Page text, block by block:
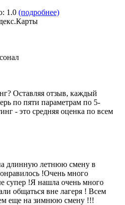
1.0 (подробнее)
Оставляя отзыв, каждый
по пяти параметрам по 5-
- это средняя оценка по всем
длинную летнюю смену в
!Очень много
супер !Я нашла очень много
общаться вне лагеря ! Всем
еще на зимнюю смену !!!